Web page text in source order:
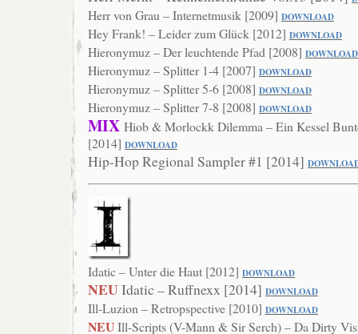
Herr von Grau – Internetmusik [2009] DOWNLOAD
Hey Frank! – Leider zum Glück [2012] DOWNLOAD
Hieronymuz – Der leuchtende Pfad [2008] DOWNLOAD
Hieronymuz – Splitter 1-4 [2007] DOWNLOAD
Hieronymuz – Splitter 5-6 [2008] DOWNLOAD
Hieronymuz – Splitter 7-8 [2008] DOWNLOAD
MIX Hiob & Morlockk Dilemma – Ein Kessel
[2014] DOWNLOAD
Hip-Hop Regional Sampler #1 [2014]
Idatic – Unter die Haut [2012] DOWNLOAD
NEUIdatic – Ruffnexx [2014] DOWNLOAD
Ill-Luzion – Retropspective [2010] DOWNLOAD
NEUIll-Scripts (V-Mann & Sir Serch) – Da Dirty